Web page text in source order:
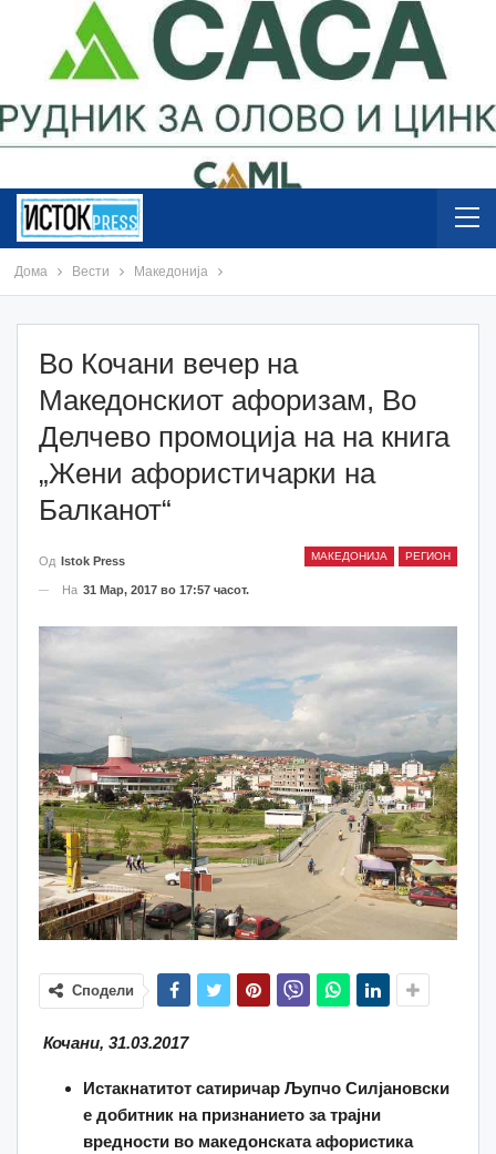
Дома Вести Македонија
Во Кочани вечер на
Македонскиот афоризам, Во
Делчево промоција на на книга
„Жени афористичарки на
Балканот“
МАКЕДОНИЈА РЕГИОН
Од Istok Press
На 31 Мар, 2017 во 17:57 часот.
Сподели
Кочани, 31.03.2017
Истакнатитот сатиричар Љупчо Силјановски
е добитник на признанието за трајни
вредности во македонската афористика